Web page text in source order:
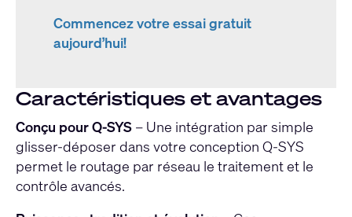
Commencez votre essai gratuit
aujourd’hui!
Caractéristiques et avantages
Conçu pour Q-SYS – Une intégration par simple
glisser-déposer dans votre conception Q-SYS
permet le routage par réseau le traitement et le
contrôle avancés.